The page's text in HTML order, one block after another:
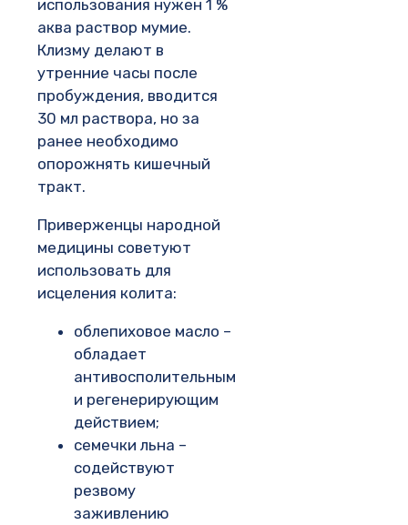
использования нужен 1 %
аква раствор мумие.
Клизму делают в
утренние часы после
пробуждения, вводится
30 мл раствора, но за
ранее необходимо
опорожнять кишечный
тракт.
Приверженцы народной
медицины советуют
использовать для
исцеления колита:
облепиховое масло –
обладает
антивосполительным
и регенерирующим
действием;
семечки льна –
содействуют
резвому
заживлению